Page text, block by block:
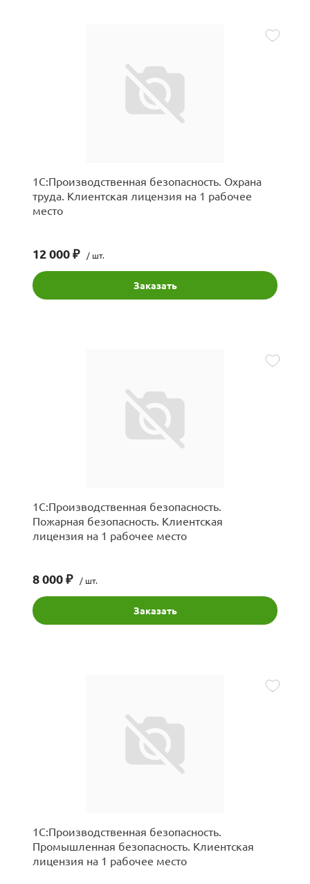
1С:Производственная безопасность. Охрана
труда. Клиентская лицензия на 1 рабочее
место
12 000 ₽ / шт.
Заказать
1С:Производственная безопасность.
Пожарная безопасность. Клиентская
лицензия на 1 рабочее место
8 000 ₽ / шт.
Заказать
1С:Производственная безопасность.
Промышленная безопасность. Клиентская
лицензия на 1 рабочее место